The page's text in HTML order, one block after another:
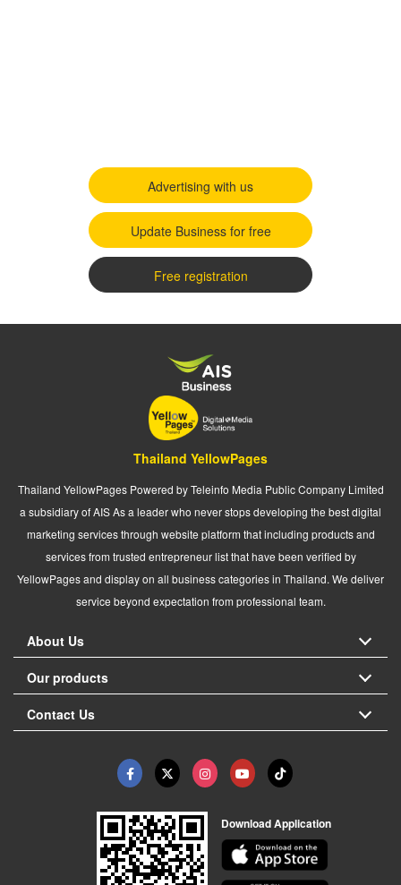
Advertising with us
Update Business for free
Free registration
Thailand YellowPages
Thailand YellowPages Powered by Teleinfo Media Public Company Limited
a subsidiary of AIS As a leader who never stops developing the best digital
marketing services through website platform that including products and
services from trusted entrepreneur list that have been verified by
YellowPages and display on all business categories in Thailand. We deliver
service beyond expectation from professional team.
About Us
Our products
Contact Us
Download Application